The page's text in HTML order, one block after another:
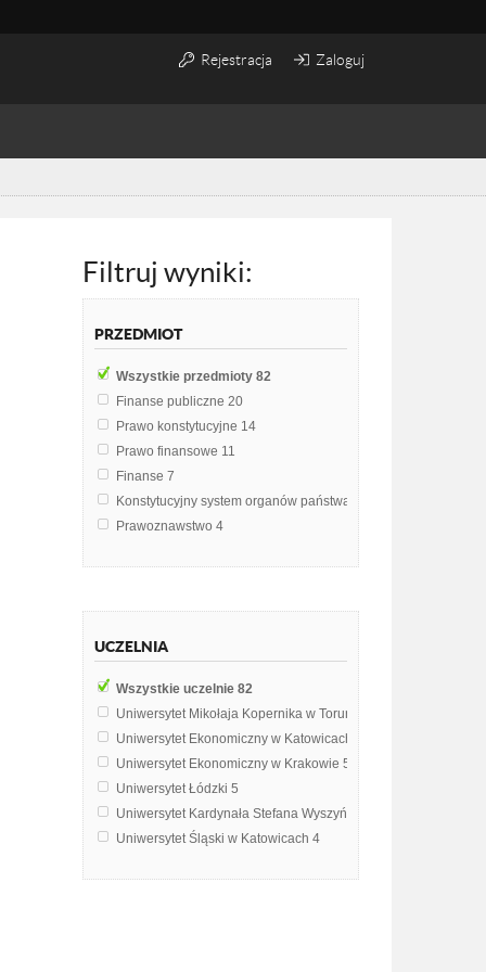
Rejestracja Zaloguj
Filtruj wyniki:
PRZEDMIOT
Wszystkie przedmioty 82
Finanse publiczne 20
Prawo konstytucyjne 14
Prawo finansowe 11
Finanse 7
Konstytucyjny system organów państwa
4
Prawoznawstwo 4
Europeistyka
UCZELNIA
Wszystkie uczelnie 82
Uniwersytet Mikołaja Kopernika w Toruniu
Uniwersytet Ekonomiczny w Katowicach
6
Uniwersytet Ekonomiczny w Krakowie 5
Uniwersytet Łódzki 5
Uniwersytet Kardynała Stefana Wyszyńskiego w Warszawie
Uniwersytet Śląski w Katowicach 4
Katolicki Uniwersytet Lubelski Jana Pawła II w Lublinie